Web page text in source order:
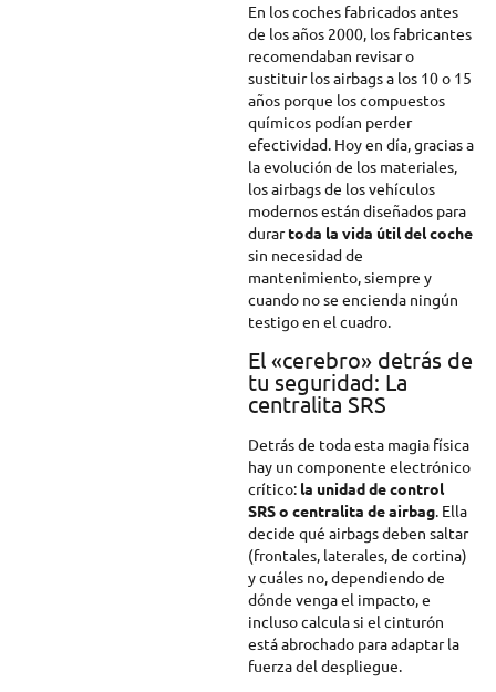
En los coches fabricados antes
de los años 2000, los fabricantes
recomendaban revisar o
sustituir los airbags a los 10 o 15
años porque los compuestos
químicos podían perder
efectividad. Hoy en día, gracias a
la evolución de los materiales,
los airbags de los vehículos
modernos están diseñados para
durartoda la vida útil del coche
sin necesidad de
mantenimiento, siempre y
cuando no se encienda ningún
testigo en el cuadro.
El «cerebro» detrás de
tu seguridad: La
centralita SRS
Detrás de toda esta magia física
hay un componente electrónico
crítico: la unidad de control
SRS o centralita de airbag. Ella
decide qué airbags deben saltar
(frontales, laterales, de cortina)
y cuáles no, dependiendo de
dónde venga el impacto, e
incluso calcula si el cinturón
está abrochado para adaptar la
fuerza del despliegue.